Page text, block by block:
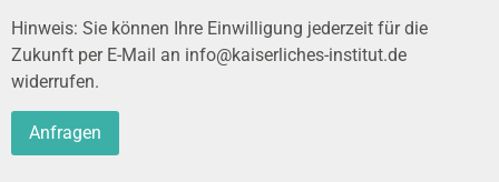
Hinweis: Sie können Ihre Einwilligung jederzeit für die
Zukunft per E-Mail an info@kaiserliches-institut.de
widerrufen.